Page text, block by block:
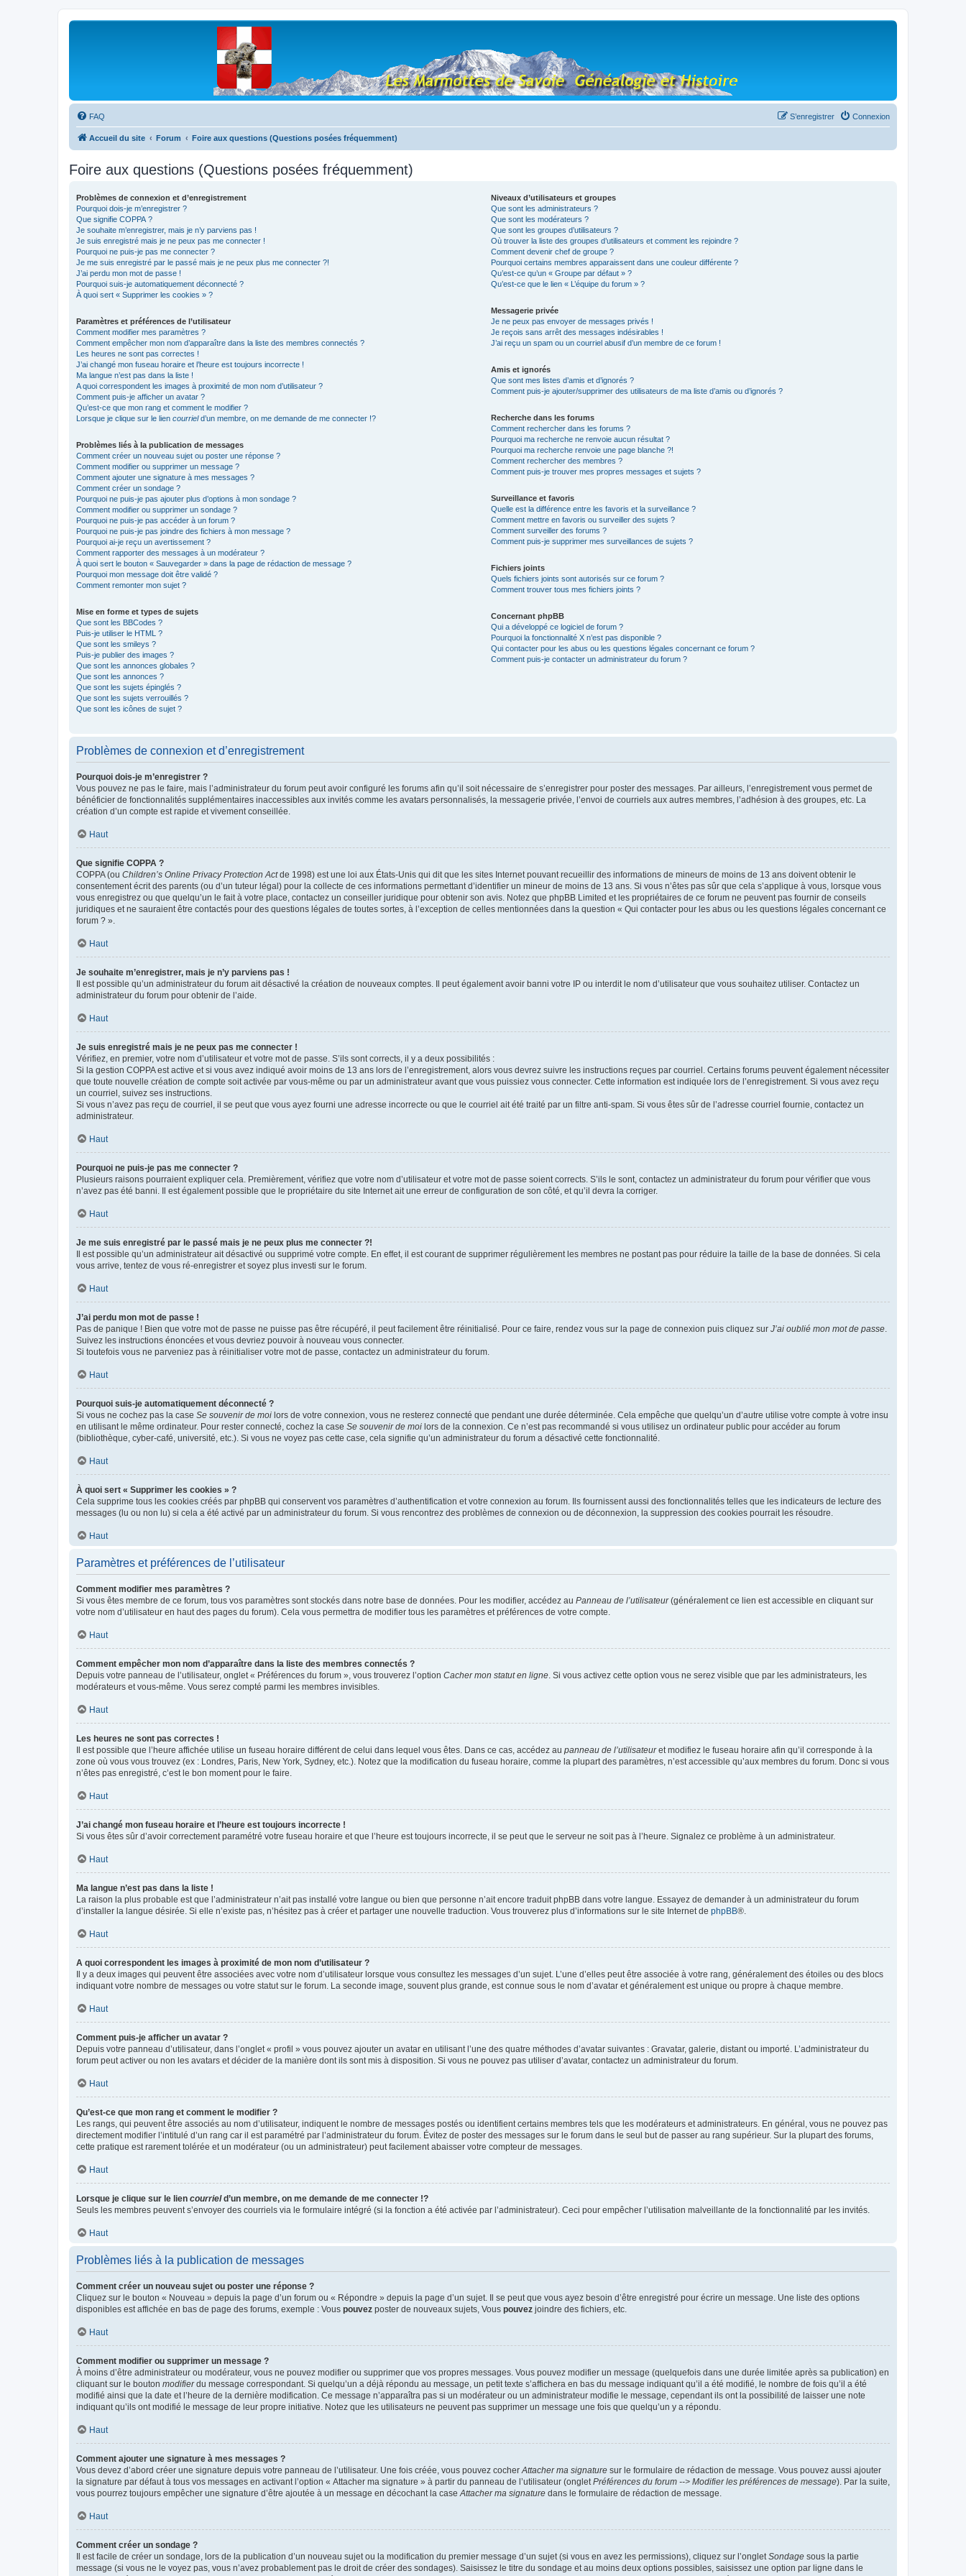
Les Marmottes de Savoie
FAQ Connexion
S’enregistrer
Accueil du site Forum Foire aux questions (Questions posées fréquemment)
Foire aux questions (Questions posées fréquemment)
Problèmes de connexion et d’enregistrement
Pourquoi dois-je m’enregistrer ?
Que signifie COPPA ?
Je souhaite m’enregistrer, mais je n’y parviens pas !
Je suis enregistré mais je ne peux pas me connecter !
Pourquoi ne puis-je pas me connecter ?
Je me suis enregistré par le passé mais je ne peux plus me connecter ?!
J’ai perdu mon mot de passe !
Pourquoi suis-je automatiquement déconnecté ?
À quoi sert « Supprimer les cookies » ?
Paramètres et préférences de l’utilisateur
Comment modifier mes paramètres ?
Comment empêcher mon nom d’apparaître dans la liste des membres connectés ?
Les heures ne sont pas correctes !
J’ai changé mon fuseau horaire et l’heure est toujours incorrecte !
Ma langue n’est pas dans la liste !
A quoi correspondent les images à proximité de mon nom d’utilisateur ?
Comment puis-je afficher un avatar ?
Qu’est-ce que mon rang et comment le modifier ?
Lorsque je clique sur le lien courrield’un membre, on me demande de me connecter !?
Problèmes liés à la publication de messages
Comment créer un nouveau sujet ou poster une réponse ?
Comment modifier ou supprimer un message ?
Comment ajouter une signature à mes messages ?
Comment créer un sondage ?
Pourquoi ne puis-je pas ajouter plus d’options à mon sondage ?
Comment modifier ou supprimer un sondage ?
Pourquoi ne puis-je pas accéder à un forum ?
Pourquoi ne puis-je pas joindre des fichiers à mon message ?
Pourquoi ai-je reçu un avertissement ?
Comment rapporter des messages à un modérateur ?
À quoi sert le bouton « Sauvegarder » dans la page de rédaction de message ?
Pourquoi mon message doit être validé ?
Comment remonter mon sujet ?
Mise en forme et types de sujets
Que sont les BBCodes ?
Puis-je utiliser le HTML ?
Que sont les smileys ?
Puis-je publier des images ?
Que sont les annonces globales ?
Que sont les annonces ?
Que sont les sujets épinglés ?
Que sont les sujets verrouillés ?
Que sont les icônes de sujet ?
Niveaux d’utilisateurs et groupes
Que sont les administrateurs ?
Que sont les modérateurs ?
Que sont les groupes d’utilisateurs ?
Où trouver la liste des groupes d’utilisateurs et comment les rejoindre ?
Comment devenir chef de groupe ?
Pourquoi certains membres apparaissent dans une couleur différente ?
Qu’est-ce qu’un « Groupe par défaut » ?
Qu’est-ce que le lien « L’équipe du forum » ?
Messagerie privée
Je ne peux pas envoyer de messages privés !
Je reçois sans arrêt des messages indésirables !
J’ai reçu un spam ou un courriel abusif d’un membre de ce forum !
Amis et ignorés
Que sont mes listes d’amis et d’ignorés ?
Comment puis-je ajouter/supprimer des utilisateurs de ma liste d’amis ou d’ignorés ?
Recherche dans les forums
Comment rechercher dans les forums ?
Pourquoi ma recherche ne renvoie aucun résultat ?
Pourquoi ma recherche renvoie une page blanche ?!
Comment rechercher des membres ?
Comment puis-je trouver mes propres messages et sujets ?
Surveillance et favoris
Quelle est la différence entre les favoris et la surveillance ?
Comment mettre en favoris ou surveiller des sujets ?
Comment surveiller des forums ?
Comment puis-je supprimer mes surveillances de sujets ?
Fichiers joints
Quels fichiers joints sont autorisés sur ce forum ?
Comment trouver tous mes fichiers joints ?
Concernant phpBB
Qui a développé ce logiciel de forum ?
Pourquoi la fonctionnalité X n’est pas disponible ?
Qui contacter pour les abus ou les questions légales concernant ce forum ?
Comment puis-je contacter un administrateur du forum ?
Problèmes de connexion et d’enregistrement
Pourquoi dois-je m’enregistrer ?
Vous pouvez ne pas le faire, mais l’administrateur du forum peut avoir configuré les forums afin qu’il soit nécessaire de s’enregistrer pour poster des messages. Par ailleurs, l’enregistrement vous permet de
bénéficier de fonctionnalités supplémentaires inaccessibles aux invités comme les avatars personnalisés, la messagerie privée, l’envoi de courriels aux autres membres, l’adhésion à des groupes, etc. La
création d’un compte est rapide et vivement conseillée.
Haut
Que signifie COPPA ?
COPPA (ou Children’s Online Privacy Protection Actde 1998) est une loi aux États-Unis qui dit que les sites Internet pouvant recueillir des informations de mineurs de moins de 13 ans doivent obtenir le
consentement écrit des parents (ou d’un tuteur légal) pour la collecte de ces informations permettant d’identifier un mineur de moins de 13 ans. Si vous n’êtes pas sûr que cela s’applique à vous, lorsque vous
vous enregistrez ou que quelqu’un le fait à votre place, contactez un conseiller juridique pour obtenir son avis. Notez que phpBB Limited et les propriétaires de ce forum ne peuvent pas fournir de conseils
juridiques et ne sauraient être contactés pour des questions légales de toutes sortes, à l’exception de celles mentionnées dans la question « Qui contacter pour les abus ou les questions légales concernant ce
forum ? ».
Haut
Je souhaite m’enregistrer, mais je n’y parviens pas !
Il est possible qu’un administrateur du forum ait désactivé la création de nouveaux comptes. Il peut également avoir banni votre IP ou interdit le nom d’utilisateur que vous souhaitez utiliser. Contactez un
administrateur du forum pour obtenir de l’aide.
Haut
Je suis enregistré mais je ne peux pas me connecter !
Vérifiez, en premier, votre nom d’utilisateur et votre mot de passe. S’ils sont corrects, il y a deux possibilités :
Si la gestion COPPA est active et si vous avez indiqué avoir moins de 13 ans lors de l’enregistrement, alors vous devrez suivre les instructions reçues par courriel. Certains forums peuvent également nécessiter
que toute nouvelle création de compte soit activée par vous-même ou par un administrateur avant que vous puissiez vous connecter. Cette information est indiquée lors de l’enregistrement. Si vous avez reçu
un courriel, suivez ses instructions.
Si vous n’avez pas reçu de courriel, il se peut que vous ayez fourni une adresse incorrecte ou que le courriel ait été traité par un filtre anti-spam. Si vous êtes sûr de l’adresse courriel fournie, contactez un
administrateur.
Haut
Pourquoi ne puis-je pas me connecter ?
Plusieurs raisons pourraient expliquer cela. Premièrement, vérifiez que votre nom d’utilisateur et votre mot de passe soient corrects. S’ils le sont, contactez un administrateur du forum pour vérifier que vous
n’avez pas été banni. Il est également possible que le propriétaire du site Internet ait une erreur de configuration de son côté, et qu’il devra la corriger.
Haut
Je me suis enregistré par le passé mais je ne peux plus me connecter ?!
Il est possible qu’un administrateur ait désactivé ou supprimé votre compte. En effet, il est courant de supprimer régulièrement les membres ne postant pas pour réduire la taille de la base de données. Si cela
vous arrive, tentez de vous ré-enregistrer et soyez plus investi sur le forum.
Haut
J’ai perdu mon mot de passe !
Pas de panique ! Bien que votre mot de passe ne puisse pas être récupéré, il peut facilement être réinitialisé. Pour ce faire, rendez vous sur la page de connexion puis cliquez sur J’ai oublié mon mot de passe.
Suivez les instructions énoncées et vous devriez pouvoir à nouveau vous connecter.
Si toutefois vous ne parveniez pas à réinitialiser votre mot de passe, contactez un administrateur du forum.
Haut
Pourquoi suis-je automatiquement déconnecté ?
Si vous ne cochez pas la case Se souvenir de moi lors de votre connexion, vous ne resterez connecté que pendant une durée déterminée. Cela empêche que quelqu’un d’autre utilise votre compte à votre insu
en utilisant le même ordinateur. Pour rester connecté, cochez la case Se souvenir de moi lors de la connexion. Ce n’est pas recommandé si vous utilisez un ordinateur public pour accéder au forum
(bibliothèque, cyber-café, université, etc.). Si vous ne voyez pas cette case, cela signifie qu’un administrateur du forum a désactivé cette fonctionnalité.
Haut
À quoi sert « Supprimer les cookies » ?
Cela supprime tous les cookies créés par phpBB qui conservent vos paramètres d’authentification et votre connexion au forum. Ils fournissent aussi des fonctionnalités telles que les indicateurs de lecture des
messages (lu ou non lu) si cela a été activé par un administrateur du forum. Si vous rencontrez des problèmes de connexion ou de déconnexion, la suppression des cookies pourrait les résoudre.
Haut
Paramètres et préférences de l’utilisateur
Comment modifier mes paramètres ?
Si vous êtes membre de ce forum, tous vos paramètres sont stockés dans notre base de données. Pour les modifier, accédez au Panneau de l’utilisateur(généralement ce lien est accessible en cliquant sur
votre nom d’utilisateur en haut des pages du forum). Cela vous permettra de modifier tous les paramètres et préférences de votre compte.
Haut
Comment empêcher mon nom d’apparaître dans la liste des membres connectés ?
Depuis votre panneau de l’utilisateur, onglet « Préférences du forum », vous trouverez l’option Cacher mon statut en ligne. Si vous activez cette option vous ne serez visible que par les administrateurs, les
modérateurs et vous-même. Vous serez compté parmi les membres invisibles.
Haut
Les heures ne sont pas correctes !
Il est possible que l’heure affichée utilise un fuseau horaire différent de celui dans lequel vous êtes. Dans ce cas, accédez au panneau de l’utilisateuret modifiez le fuseau horaire afin qu’il corresponde à la
zone où vous vous trouvez (ex : Londres, Paris, New York, Sydney, etc.). Notez que la modification du fuseau horaire, comme la plupart des paramètres, n’est accessible qu’aux membres du forum. Donc si vous
n’êtes pas enregistré, c’est le bon moment pour le faire.
Haut
J’ai changé mon fuseau horaire et l’heure est toujours incorrecte !
Si vous êtes sûr d’avoir correctement paramétré votre fuseau horaire et que l’heure est toujours incorrecte, il se peut que le serveur ne soit pas à l’heure. Signalez ce problème à un administrateur.
Haut
Ma langue n’est pas dans la liste !
La raison la plus probable est que l’administrateur n’ait pas installé votre langue ou bien que personne n’ait encore traduit phpBB dans votre langue. Essayez de demander à un administrateur du forum
d’installer la langue désirée. Si elle n’existe pas, n’hésitez pas à créer et partager une nouvelle traduction. Vous trouverez plus d’informations sur le site Internet de phpBB®.
Haut
A quoi correspondent les images à proximité de mon nom d’utilisateur ?
Il y a deux images qui peuvent être associées avec votre nom d’utilisateur lorsque vous consultez les messages d’un sujet. L’une d’elles peut être associée à votre rang, généralement des étoiles ou des blocs
indiquant votre nombre de messages ou votre statut sur le forum. La seconde image, souvent plus grande, est connue sous le nom d’avatar et généralement est unique ou propre à chaque membre.
Haut
Comment puis-je afficher un avatar ?
Depuis votre panneau d’utilisateur, dans l’onglet « profil » vous pouvez ajouter un avatar en utilisant l’une des quatre méthodes d’avatar suivantes : Gravatar, galerie, distant ou importé. L’administrateur du
forum peut activer ou non les avatars et décider de la manière dont ils sont mis à disposition. Si vous ne pouvez pas utiliser d’avatar, contactez un administrateur du forum.
Haut
Qu’est-ce que mon rang et comment le modifier ?
Les rangs, qui peuvent être associés au nom d’utilisateur, indiquent le nombre de messages postés ou identifient certains membres tels que les modérateurs et administrateurs. En général, vous ne pouvez pas
directement modifier l’intitulé d’un rang car il est paramétré par l’administrateur du forum. Évitez de poster des messages sur le forum dans le seul but de passer au rang supérieur. Sur la plupart des forums,
cette pratique est rarement tolérée et un modérateur (ou un administrateur) peut facilement abaisser votre compteur de messages.
Haut
Lorsque je clique sur le lien courrield’un membre, on me demande de me connecter !?
Seuls les membres peuvent s’envoyer des courriels via le formulaire intégré (si la fonction a été activée par l’administrateur). Ceci pour empêcher l’utilisation malveillante de la fonctionnalité par les invités.
Haut
Problèmes liés à la publication de messages
Comment créer un nouveau sujet ou poster une réponse ?
Cliquez sur le bouton « Nouveau » depuis la page d’un forum ou « Répondre » depuis la page d’un sujet. Il se peut que vous ayez besoin d’être enregistré pour écrire un message. Une liste des options
disponibles est affichée en bas de page des forums, exemple : Vous pouvez poster de nouveaux sujets, Vous pouvez joindre des fichiers, etc.
Haut
Comment modifier ou supprimer un message ?
À moins d’être administrateur ou modérateur, vous ne pouvez modifier ou supprimer que vos propres messages. Vous pouvez modifier un message (quelquefois dans une durée limitée après sa publication) en
cliquant sur le bouton modifierdu message correspondant. Si quelqu’un a déjà répondu au message, un petit texte s’affichera en bas du message indiquant qu’il a été modifié, le nombre de fois qu’il a été
modifié ainsi que la date et l’heure de la dernière modification. Ce message n’apparaîtra pas si un modérateur ou un administrateur modifie le message, cependant ils ont la possibilité de laisser une note
indiquant qu’ils ont modifié le message de leur propre initiative. Notez que les utilisateurs ne peuvent pas supprimer un message une fois que quelqu’un y a répondu.
Haut
Comment ajouter une signature à mes messages ?
Vous devez d’abord créer une signature depuis votre panneau de l’utilisateur. Une fois créée, vous pouvez cocherAttacher ma signature sur le formulaire de rédaction de message. Vous pouvez aussi ajouter
la signature par défaut à tous vos messages en activant l’option « Attacher ma signature » à partir du panneau de l’utilisateur (ongletPréférences du forum --> Modifier les préférences de message). Par la suite,
vous pourrez toujours empêcher une signature d’être ajoutée à un message en décochant la caseAttacher ma signature dans le formulaire de rédaction de message.
Haut
Comment créer un sondage ?
Il est facile de créer un sondage, lors de la publication d’un nouveau sujet ou la modification du premier message d’un sujet (si vous en avez les permissions), cliquez sur l’ongletSondage sous la partie
message (si vous ne le voyez pas, vous n’avez probablement pas le droit de créer des sondages). Saisissez le titre du sondage et au moins deux options possibles, saisissez une option par ligne dans le